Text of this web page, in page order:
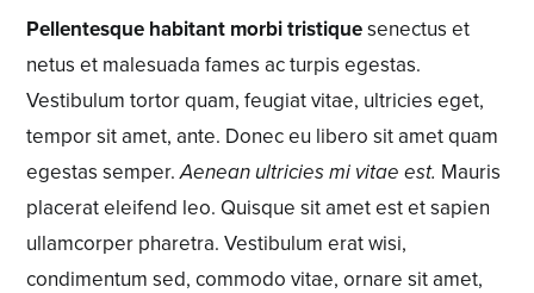
Pellentesque habitant morbi tristiquesenectus et
netus et malesuada fames ac turpis egestas.
Vestibulum tortor quam, feugiat vitae, ultricies eget,
tempor sit amet, ante. Donec eu libero sit amet quam
egestas semper.Aenean ultricies mi vitae est. Mauris
placerat eleifend leo. Quisque sit amet est et sapien
ullamcorper pharetra. Vestibulum erat wisi,
condimentum sed,commodo vitae, ornare sit amet,